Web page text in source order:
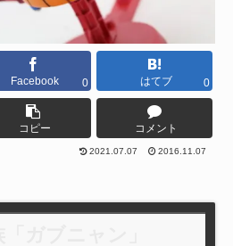
Facebook 0 はてブ 0
コピー コメント
2021.07.07 2016.11.07